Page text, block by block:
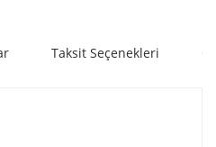
Taksit Seçenekleri